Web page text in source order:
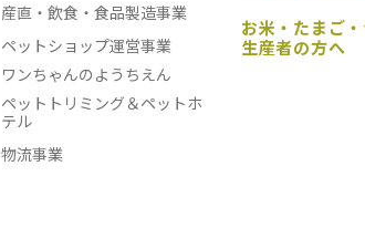
産直・飲食・食品製造事業
ペットショップ運営事業
ワンちゃんのようちえん
ペットトリミング＆ペットホ
テル
物流事業
お米・たまご
生産者の方へ